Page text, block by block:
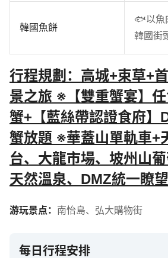
韓國魚餅
🐟以魚
韓國街
行程規劃：高城+束草+
景之旅 ※【雙重蟹宴】
蟹+【藍絲帶認證食府】
蟹放題 ※華蓋山單軌車+
台、大龍市場、坡州山
天然溫泉、DMZ統一瞭
游玩景点： 南怡島、 弘大購物街
每日行程安排